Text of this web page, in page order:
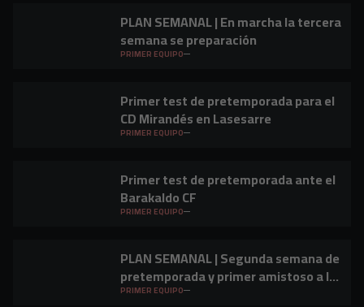
PLAN SEMANAL | En marcha la tercera
semana se preparación
PRIMER EQUIPO
Primer test de pretemporada para el
CD Mirandés en Lasesarre
PRIMER EQUIPO
Primer test de pretemporada ante el
Barakaldo CF
PRIMER EQUIPO
PLAN SEMANAL | Segunda semana de
pretemporada y primer amistoso a la
vista
PRIMER EQUIPO